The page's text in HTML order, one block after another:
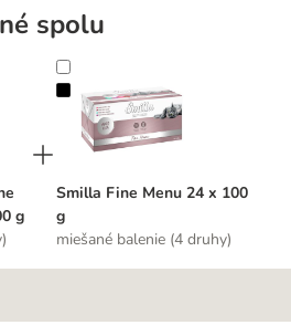
spolu
24 x 100 g
g
Smilla Fine Menu 24 x 100 g
Smilla Fine Menu 24 x 100
g
miešané balenie (4 druhy)